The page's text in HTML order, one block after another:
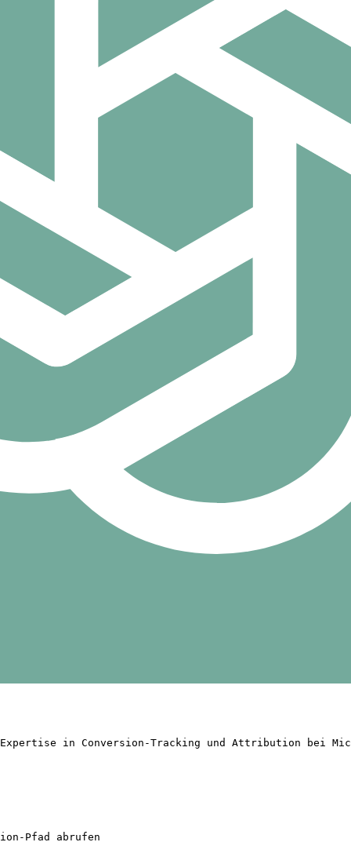
in Conversion-Tracking und Attribution bei
Pfad abrufen